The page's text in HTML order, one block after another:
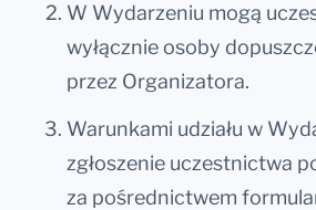
W Wydarzeniu mogą
wyłącznie osoby
przez Organizatora.
Warunkami udziału w
zgłoszenie uczestnictwa
za pośrednictwem